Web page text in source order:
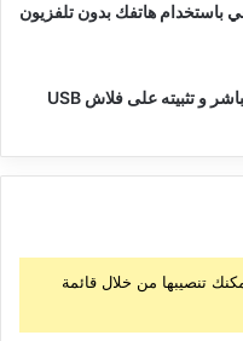
باستخدام هاتفك بدون تلفزيون
تحميل نسخة MacOS Sierra برابط مباشر و تثبيته على فلاش USB
تنصيبها من خلال قائمة